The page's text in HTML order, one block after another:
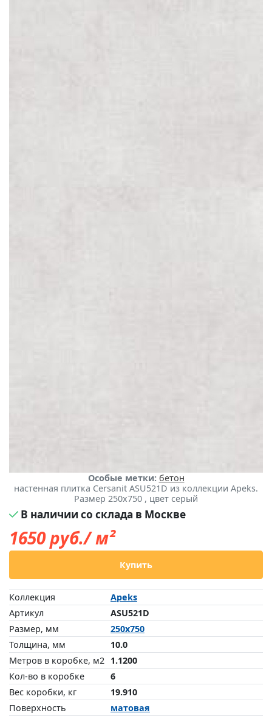
Особые метки: бетон
настенная плитка Cersanit ASU521D из коллекции Apeks.
Размер 250x750 , цвет серый
В наличии со склада в Москве
1650руб./ м²
Купить
Коллекция
Apeks
Артикул
ASU521D
Размер, мм
250x750
Толщина, мм
10.0
Метров в коробке, м2 1.1200
Кол-во в коробке
6
Вес коробки, кг
19.910
Поверхность
матовая